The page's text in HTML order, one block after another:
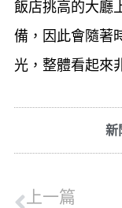
飯店挑高的大廳
備，因此會隨著
光，整體看起來
新
上一篇